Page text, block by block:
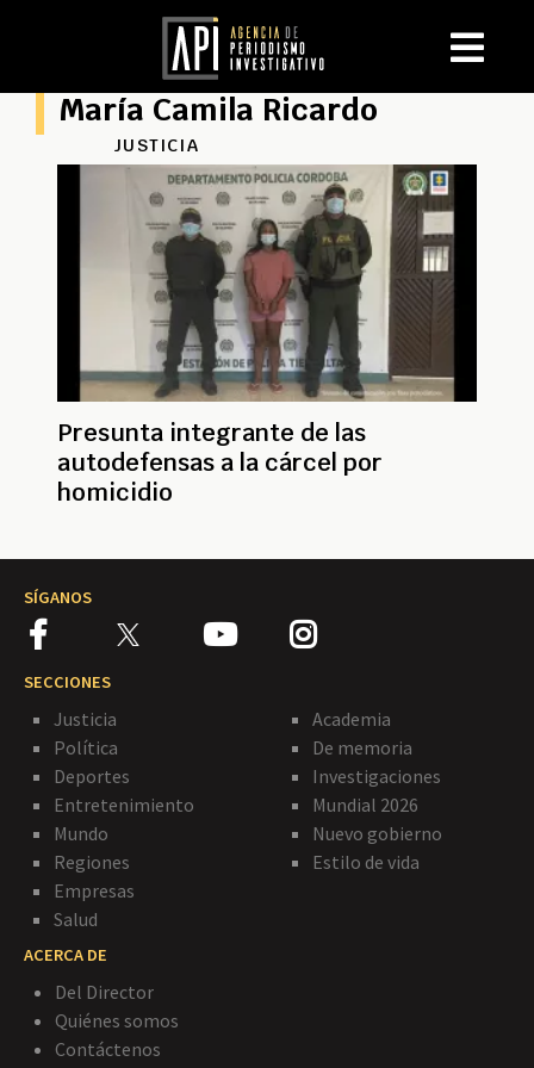
María Camila Ricardo
JUSTICIA
Presunta integrante de las
autodefensas a la cárcel por
homicidio
SÍGANOS
SECCIONES
Justicia
Política
Deportes
Entretenimiento
Mundo
Regiones
Empresas
Salud
Academia
De memoria
Investigaciones
Mundial 2026
Nuevo gobierno
Estilo de vida
ACERCA DE
Del Director
Quiénes somos
Contáctenos